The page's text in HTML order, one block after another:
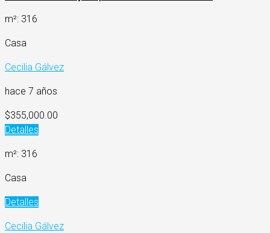
m²: 316
Casa
Cecilia Gálvez
hace 7 años
$355,000.00
Detalles
m²: 316
Casa
Detalles
Cecilia Gálvez